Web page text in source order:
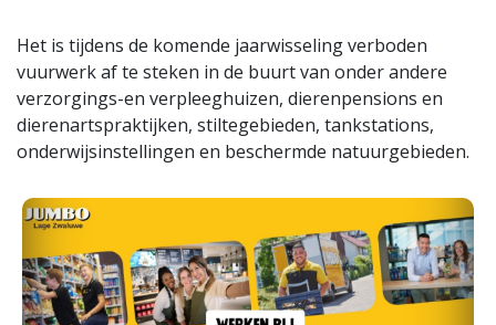
Het is tijdens de komende jaarwisseling verboden
vuurwerk af te steken in de buurt van onder andere
verzorgings-en verpleeghuizen, dierenpensions en
dierenartspraktijken, stiltegebieden, tankstations,
onderwijsinstellingen en beschermde natuurgebieden.